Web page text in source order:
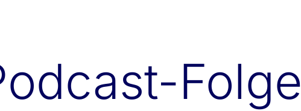
Folge